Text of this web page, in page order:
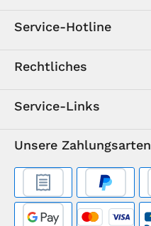
Service-Hotline
Rechtliches
Service-Links
Unsere Zahlungsarten